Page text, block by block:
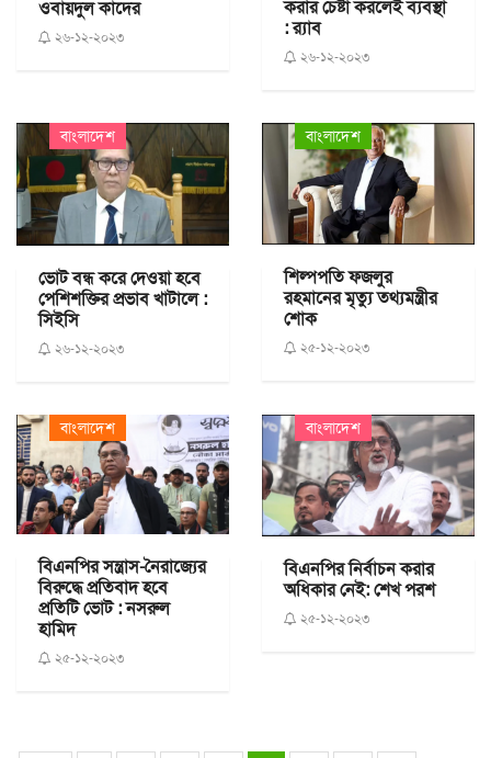
ওবায়দুল কাদের
২৬-১২-২০২৩
করার চেষ্টা করলেই ব্যবস্থা
: র‍্যাব
২৬-১২-২০২৩
বাংলাদেশ
ভোট বন্ধ করে দেওয়া হবে
পেশিশক্তির প্রভাব খাটালে :
সিইসি
২৬-১২-২০২৩
বাংলাদেশ
শিল্পপতি ফজলুর
রহমানের মৃত্যু তথ্যমন্ত্রীর
শোক
২৫-১২-২০২৩
বাংলাদেশ
বিএনপির সন্ত্রাস-নৈরাজ্যের
বিরুদ্ধে প্রতিবাদ হবে
প্রতিটি ভোট : নসরুল
হামিদ
২৫-১২-২০২৩
বাংলাদেশ
বিএনপির নির্বাচন করার
অধিকার নেই: শেখ পরশ
২৫-১২-২০২৩